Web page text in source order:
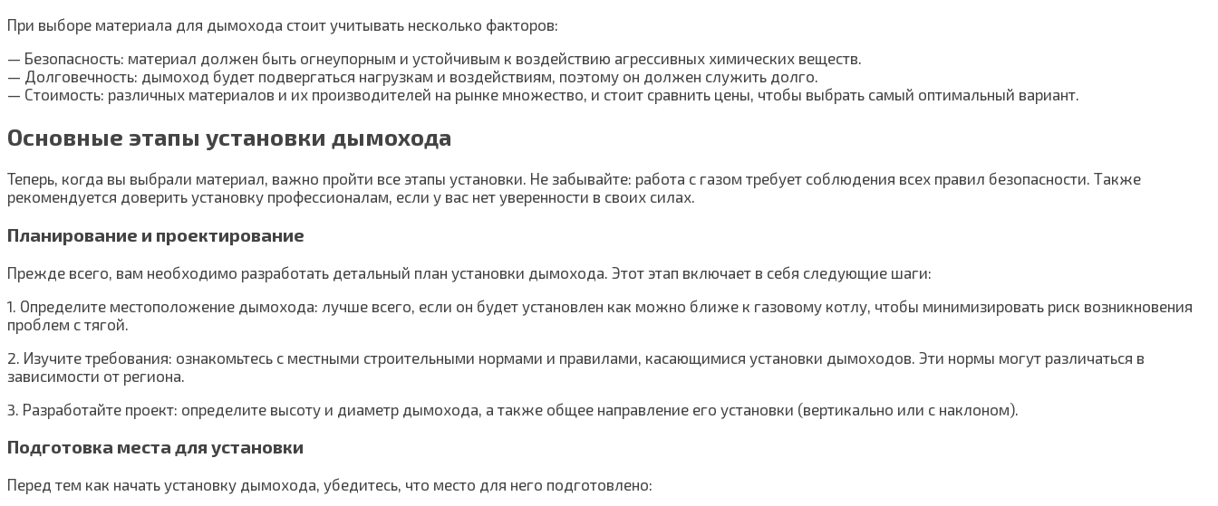
При выборе материала для дымохода стоит учитывать несколько факторов:
— Безопасность: материал должен быть огнеупорным и устойчивым к воздействию агрессивных химических веществ.
— Долговечность: дымоход будет подвергаться нагрузкам и воздействиям, поэтому он должен служить долго.
— Стоимость: различных материалов и их производителей на рынке множество, и стоит сравнить цены, чтобы выбрать самый оптимальный вариант.
Основные этапы установки дымохода
Теперь, когда вы выбрали материал, важно пройти все этапы установки. Не забывайте: работа с газом требует соблюдения всех правил безопасности. Также
рекомендуется доверить установку профессионалам, если у вас нет уверенности в своих силах.
Планирование и проектирование
Прежде всего, вам необходимо разработать детальный план установки дымохода. Этот этап включает в себя следующие шаги:
1. Определите местоположение дымохода: лучше всего, если он будет установлен как можно ближе к газовому котлу, чтобы минимизировать риск возникновения
проблем с тягой.
2. Изучите требования: ознакомьтесь с местными строительными нормами и правилами, касающимися установки дымоходов. Эти нормы могут различаться в
зависимости от региона.
3. Разработайте проект: определите высоту и диаметр дымохода, а также общее направление его установки (вертикально или с наклоном).
Подготовка места для установки
Перед тем как начать установку дымохода, убедитесь, что место для него подготовлено: